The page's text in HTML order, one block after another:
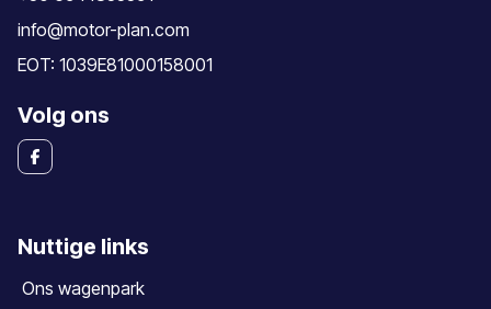
info@motor-plan.com
EOT: 1039E81000158001
Volg ons
Nuttige links
Ons wagenpark